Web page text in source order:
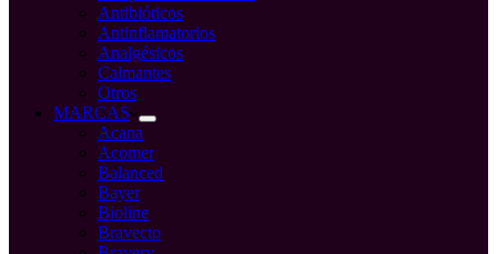
Antibióticos
Antinflamatorios
Analgésicos
Calmantes
Otros
MARCAS
Acana
Acomer
Balanced
Bayer
Bioline
Bravecto